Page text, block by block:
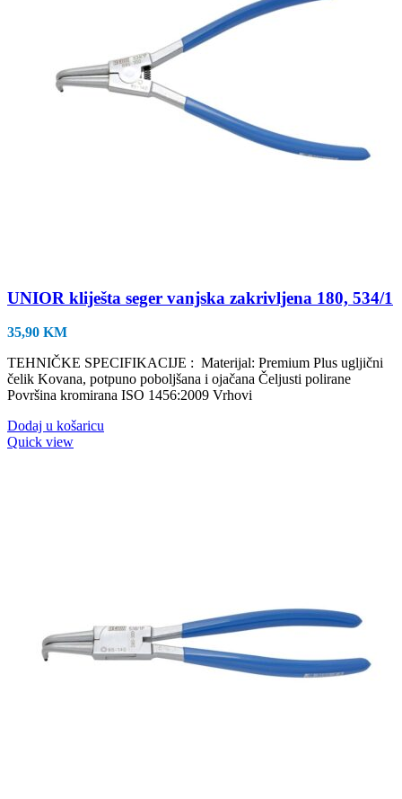
UNIOR kliješta seger vanjska zakrivljena 180, 534/1
35,90 KM
TEHNIČKE SPECIFIKACIJE : Materijal: Premium Plus ugljični
čelik Kovana, potpuno poboljšana i ojačana Čeljusti polirane
Površina kromirana ISO 1456:2009 Vrhovi
Dodaj u košaricu
Quick view